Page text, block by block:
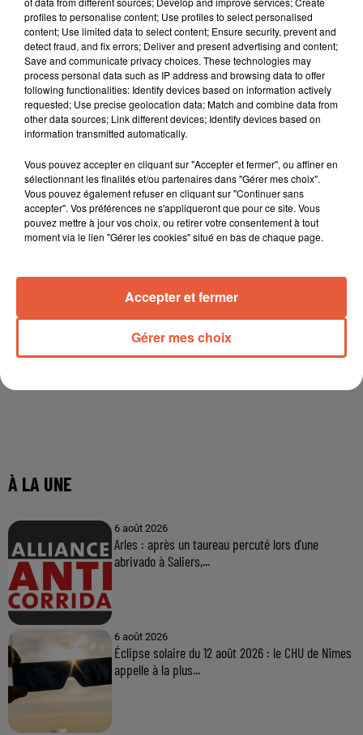
À LA UNE
6 août 2026
Arles : après un taureau percuté lors d'une
abrivado à Saliers,...
6 août 2026
Éclipse solaire du 12 août 2026 : le CHU de Nîmes
appelle à la plus...
profiles to personalise content; Use profiles to select personalised
content; Use limited data to select content; Ensure security, prevent and
detect fraud, and fix errors; Deliver and present advertising and content;
Save and communicate privacy choices. These technologies may
process personal data such as IP address and browsing data to offer
following functionalities: Identify devices based on information actively
requested; Use precise geolocation data; Match and combine data from
other data sources; Link different devices; Identify devices based on
information transmitted automatically.
Vous pouvez accepter en cliquant sur "Accepter et fermer", ou affiner en
sélectionnant les finalités et/ou partenaires dans "Gérer mes choix".
Vous pouvez également refuser en cliquant sur "Continuer sans
accepter". Vos préférences ne s'appliqueront que pour ce site. Vous
pouvez mettre à jour vos choix, ou retirer votre consentement à tout
moment via le lien "Gérer les cookies" situé en bas de chaque page.
Gérer mes choix
Accepter et fermer